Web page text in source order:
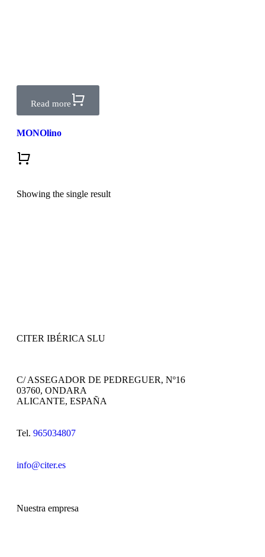
Read more
MONOlino
Showing the single result
CITER IBÉRICA SLU
C/ ASSEGADOR DE PEDREGUER, Nº16
03760, ONDARA
ALICANTE, ESPAÑA
Tel. 965034807
info@citer.es
Nuestra empresa